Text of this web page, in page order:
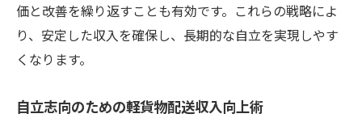
価と改善を繰り返すことも有効です。これらの戦略によ
り、安定した収入を確保し、長期的な自立を実現しやす
くなります。
自立志向のための軽貨物配送収入向上術